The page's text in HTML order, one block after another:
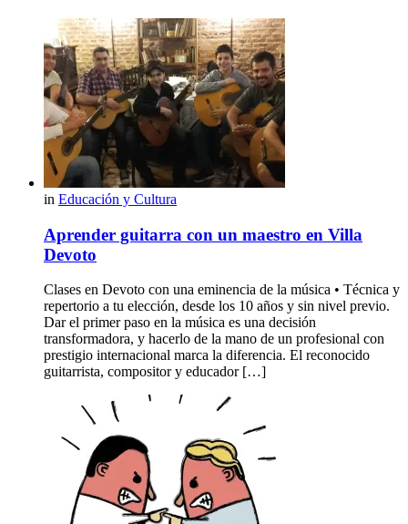
in Educación y Cultura
Aprender guitarra con un maestro en Villa
Devoto
Clases en Devoto con una eminencia de la música • Técnica y
repertorio a tu elección, desde los 10 años y sin nivel previo.
Dar el primer paso en la música es una decisión
transformadora, y hacerlo de la mano de un profesional con
prestigio internacional marca la diferencia. El reconocido
guitarrista, compositor y educador […]